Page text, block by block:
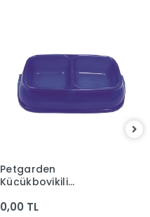
Petgarden
Küçükboyikili
22,5x13,55h/0,5lt
0,00 TL